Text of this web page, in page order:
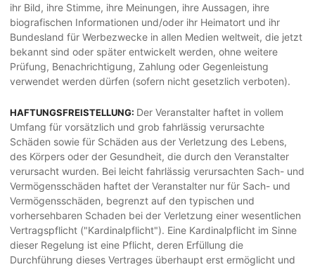
ihr Bild, ihre Stimme, ihre Meinungen, ihre Aussagen, ihre
biografischen Informationen und/oder ihr Heimatort und ihr
Bundesland für Werbezwecke in allen Medien weltweit, die jetzt
bekannt sind oder später entwickelt werden, ohne weitere
Prüfung, Benachrichtigung, Zahlung oder Gegenleistung
verwendet werden dürfen (sofern nicht gesetzlich verboten).
HAFTUNGSFREISTELLUNG: Der Veranstalter haftet in vollem
Umfang für vorsätzlich und grob fahrlässig verursachte
Schäden sowie für Schäden aus der Verletzung des Lebens,
des Körpers oder der Gesundheit, die durch den Veranstalter
verursacht wurden. Bei leicht fahrlässig verursachten Sach- und
Vermögensschäden haftet der Veranstalter nur für Sach- und
Vermögensschäden, begrenzt auf den typischen und
vorhersehbaren Schaden bei der Verletzung einer wesentlichen
Vertragspflicht ("Kardinalpflicht"). Eine Kardinalpflicht im Sinne
dieser Regelung ist eine Pflicht, deren Erfüllung die
Durchführung dieses Vertrages überhaupt erst ermöglicht und